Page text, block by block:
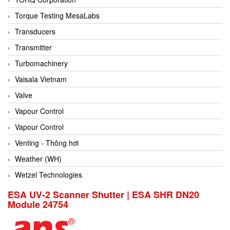
Conch
Conductix/ WAMPFLER
Contrec
Contrinex
Control Solution Minesota
Copeland
Cortem
Cosa Xentaur
Cosil
Coulton
Crouzet
Crowcon
Crutec Dust Zero Vietnam
Crydom
Torque Testing MesaLabs
Transducers
Transmitter
Turbomachinery
Vaisala Vietnam
Valve
Vapour Control
Vapour Control
Venting - Thông hơi
Weather (WH)
Wetzel Technologies
ESA UV-2 Scanner Shutter | ESA SHR DN20
Module 24754